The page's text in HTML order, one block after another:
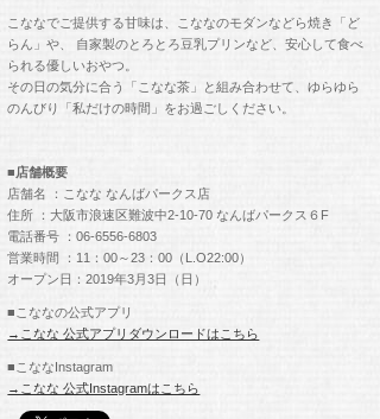
こななでご提供する甘味は、こななのモダンなどら焼き「ど
らん」や、 自家製のとろとろ豆乳プリンなど、安心して食べ
られる優しいおやつ。
その日の気分に合う「こなな茶」と組み合わせて、ゆらゆら
のんびり「私だけの時間」をお過ごしください。
■店舗概要
店舗名 ：こなな なんばパークス店
住所 ：大阪市浪速区難波中2-10-70 なんばパークス６F
電話番号 ：06-6556-6803
営業時間 ：11：00～23：00（L.O22:00）
オープン日：2019年3月3日（日）
■こななの公式アプリ
→こなな 公式アプリダウンロードはこちら
■こななInstagram
→こなな 公式Instagramはこちら